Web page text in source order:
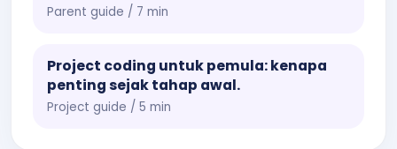
Parent guide / 7 min
Project coding untuk pemula: kenapa
penting sejak tahap awal.
Project guide / 5 min